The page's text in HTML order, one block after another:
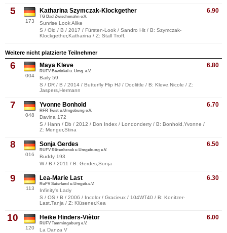
5
173
6.90
Katharina Szymczak-Klockgether
TG Bad Zwischenahn e.V.
Sunrise Look Alike
S / Old / B / 2017 / Fürsten-Look / Sandro Hit / B: Szymczak-
Klockgether,Katharina / Z: Stall Troff,
Weitere nicht platzierte Teilnehmer
6
004
6.80
Maya Kleve
RUFV Bawinkel u. Umg. e.V.
Baily 59
S / DR / B / 2014 / Butterfly Flip HJ / Doolittle / B: Kleve,Nicole / Z:
Jaspers,Hermann
7
048
6.70
Yvonne Bonhold
RFR Twist u.Umgebung e.V.
Davina 172
S / Hann / Db / 2012 / Don Index / Londonderry / B: Bonhold,Yvonne /
Z: Menger,Stina
8
016
6.50
Sonja Gerdes
RUFV Rütenbrock u.Umgebung e.V.
Buddy 193
W / B / 2011 / B: Gerdes,Sonja
9
113
6.30
Lea-Marie Last
RuFV Saterland u.Umgeb.e.V.
Infinity's Lady
S / OS / B / 2006 / Incolor / Gracieux / 104WT40 / B: Konitzer-
Last,Tanja / Z: Klüsener,Kea
10
120
6.00
Heike Hinders-Viètor
RUFV Tammingaburg e.V.
La Danza V